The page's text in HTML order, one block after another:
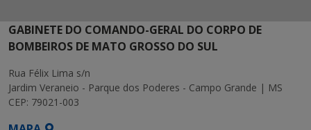
GABINETE DO COMANDO-GERAL DO CORPO DE
BOMBEIROS DE MATO GROSSO DO SUL
Rua Félix Lima s/n
Jardim Veraneio - Parque dos Poderes - Campo Grande | MS
CEP: 79021-003